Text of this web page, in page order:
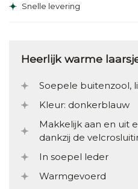
Snelle levering
Heerlijk warme
Soepele buitenzool,
Kleur: donkerblauw
Makkelijk aan en uit
dankzij de
In soepel leder
Warmgevoerd